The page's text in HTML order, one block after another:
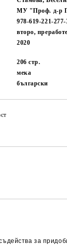
МУ "Проф. д-р
978-619-221-277-
второ,
2020
206стр.
мека
български
за